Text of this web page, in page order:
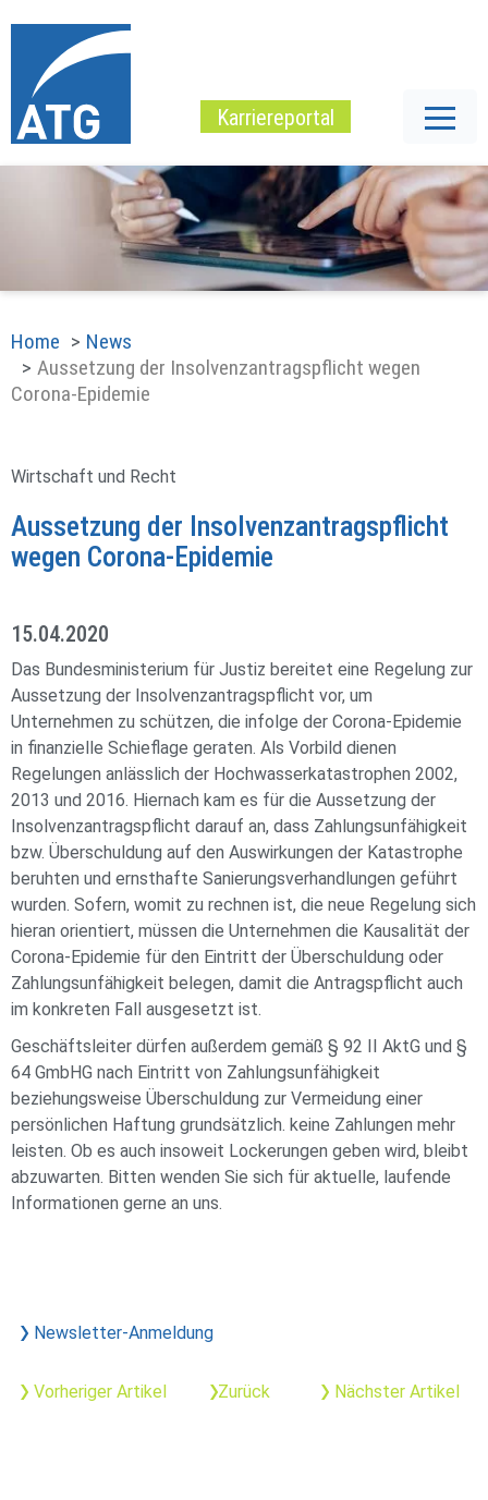
Karriereportal
Home
News
Aussetzung der Insolvenzantragspflicht wegen
Corona-Epidemie
Wirtschaft und Recht
Aussetzung der Insolvenzantragspflicht
wegen Corona-Epidemie
15.04.2020
Das Bundesministerium für Justiz bereitet eine Regelung zur
Aussetzung der Insolvenzantragspflicht vor, um
Unternehmen zu schützen, die infolge der Corona-Epidemie
in finanzielle Schieflage geraten. Als Vorbild dienen
Regelungen anlässlich der Hochwasserkatastrophen 2002,
2013 und 2016. Hiernach kam es für die Aussetzung der
Insolvenzantragspflicht darauf an, dass Zahlungsunfähigkeit
bzw. Überschuldung auf den Auswirkungen der Katastrophe
beruhten und ernsthafte Sanierungsverhandlungen geführt
wurden. Sofern, womit zu rechnen ist, die neue Regelung sich
hieran orientiert, müssen die Unternehmen die Kausalität der
Corona-Epidemie für den Eintritt der Überschuldung oder
Zahlungsunfähigkeit belegen, damit die Antragspflicht auch
im konkreten Fall ausgesetzt ist.
Geschäftsleiter dürfen außerdem gemäß § 92 II AktG und §
64 GmbHG nach Eintritt von Zahlungsunfähigkeit
beziehungsweise Überschuldung zur Vermeidung einer
persönlichen Haftung grundsätzlich. keine Zahlungen mehr
leisten. Ob es auch insoweit Lockerungen geben wird, bleibt
abzuwarten. Bitten wenden Sie sich für aktuelle, laufende
Informationen gerne an uns.
Newsletter-Anmeldung
Vorheriger Artikel Zurück Nächster Artikel